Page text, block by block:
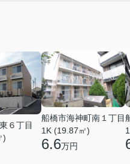
６丁目
)
船橋市海神町南１丁目
1K (19.87㎡)
6.6万円